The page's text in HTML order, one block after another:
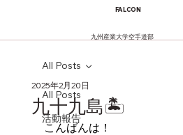
FALCON
九州産業大学空手道部
All Posts
活動報告
All Posts
九十九島🏝️
2025年2月20日
こんばんは！